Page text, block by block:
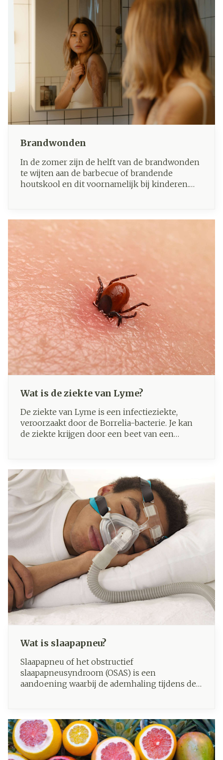
Brandwonden
In de zomer zijn de helft van de brandwonden
te wijten aan de barbecue of brandende
houtskool en dit voornamelijk bij kinderen.
Wat is de ziekte van Lyme?
De ziekte van Lyme is een infectieziekte,
veroorzaakt door de Borrelia-bacterie. Je kan
de ziekte krijgen door een beet van een
Wat is slaapapneu?
Slaapapneu of het obstructief
slaapapneusyndroom (OSAS) is een
aandoening waarbij de ademhaling tijdens de
gesproken stroomt de lucht steeds moeiteloos
vanuit mond en neus in de longen. Iemand
met slaapapneu stopt tijdens de slaap meer
dan 10 seconden met ademen, waarna een